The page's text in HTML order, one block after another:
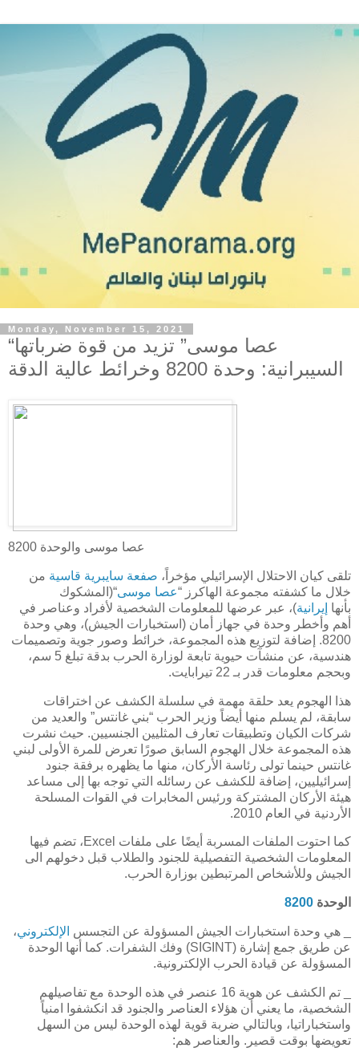
Monday, November 15, 2021
“عصا موسى” تزيد من قوة ضرباتها
السيبرانية: وحدة 8200 وخرائط عالية الدقة
عصا موسى والوحدة 8200
تلقى كيان الاحتلال الإسرائيلي مؤخراً، صفعة سايبرية قاسية من
خلال ما كشفته مجموعة الهاكرز “عصا موسى“(المشكوك
بأنها إيرانية)، عبر عرضها للمعلومات الشخصية لأفراد وعناصر في
أهم وأخطر وحدة في جهاز أمان (استخبارات الجيش)، وهي وحدة
8200. إضافة لتوزيع هذه المجموعة، خرائط وصور جوية وتصميمات
هندسية، عن منشآت حيوية تابعة لوزارة الحرب بدقة تبلغ 5 سم،
وبحجم معلومات قدر بـ 22 تيرابايت.
هذا الهجوم يعد حلقة مهمة في سلسلة الكشف عن اختراقات
سابقة، لم يسلم منها أيضاً وزير الحرب “بني غانتس” والعديد من
شركات الكيان وتطبيقات تعارف المثليين الجنسيين. حيث نشرت
هذه المجموعة خلال الهجوم السابق صورًا تعرض للمرة الأولى لبني
غانتس حينما تولى رئاسة الأركان، منها ما يظهره برفقة جنود
إسرائيليين، إضافة للكشف عن رسائله التي توجه بها إلى مساعد
هيئة الأركان المشتركة ورئيس المخابرات في القوات المسلحة
الأردنية في العام 2010
.
كما احتوت الملفات المسربة أيضًا على ملفات Excel، تضم فيها
المعلومات الشخصية التفصيلية للجنود والطلاب قبل دخولهم الى
الجيش وللأشخاص المرتبطين بوزارة الحرب.
الوحدة 8200
_ هي وحدة استخبارات الجيش المسؤولة عن التجسس الإلكتروني،
عن طريق جمع إشارة (SIGINT) وفك الشفرات. كما أنها الوحدة
المسؤولة عن قيادة الحرب الإلكترونية.
_ تم الكشف عن هوية 16 عنصر في هذه الوحدة مع تفاصيلهم
الشخصية، ما يعني أن هؤلاء العناصر والجنود قد انكشفوا امنياً
واستخباراتيا، وبالتالي ضربة قوية لهذه الوحدة ليس من السهل
تعويضها بوقت قصير. والعناصر هم: